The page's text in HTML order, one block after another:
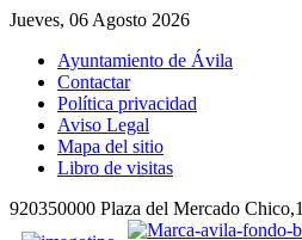
Jueves, 06 Agosto 2026
Ayuntamiento de Ávila
Contactar
Política privacidad
Aviso Legal
Mapa del sitio
Libro de visitas
920350000 Plaza del Mercado Chico,1